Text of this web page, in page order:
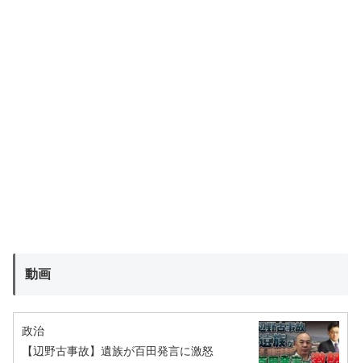
動画
政治
【辺野古事故】遺族が百田発言に激怒